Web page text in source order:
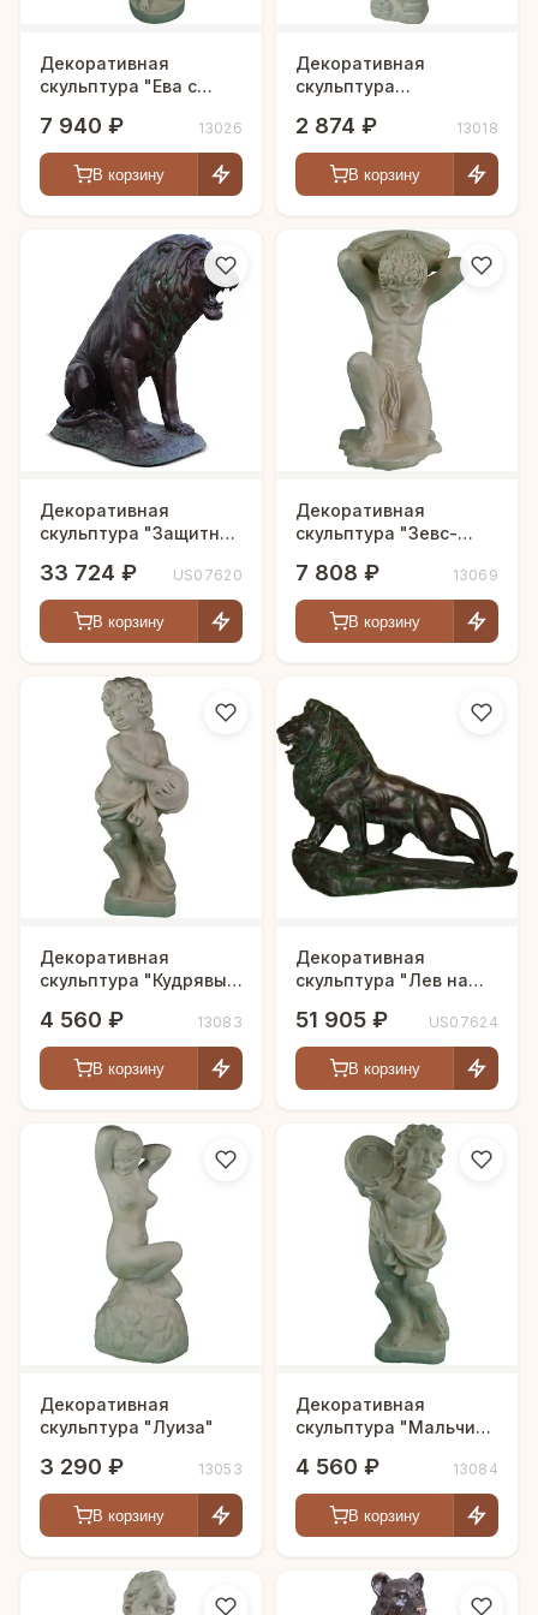
Декоративная
скульптура "Ева с
7 940 ₽ 13026
В корзину
Декоративная
скульптура
2 874 ₽ 13018
В корзину
Декоративная
скульптура "Защитник
33 724 ₽ US07620
В корзину
Декоративная
скульптура "Зевс-
7 808 ₽ 13069
В корзину
Декоративная
скульптура "Кудрявый
4 560 ₽ 13083
В корзину
Декоративная
скульптура "Лев на
51 905 ₽ US07624
В корзину
Декоративная
скульптура "Луиза"
3 290 ₽ 13053
В корзину
Декоративная
скульптура "Мальчик
4 560 ₽ 13084
В корзину